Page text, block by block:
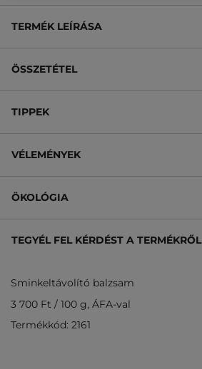
TERMÉK LEÍRÁSA
ÖSSZETÉTEL
TIPPEK
VÉLEMÉNYEK
ÖKOLÓGIA
TEGYÉL FEL KÉRDÉST A TERMÉKRŐL
Sminkeltávolító balzsam
3 700 Ft / 100 g, ÁFA-val
Termékkód: 2161